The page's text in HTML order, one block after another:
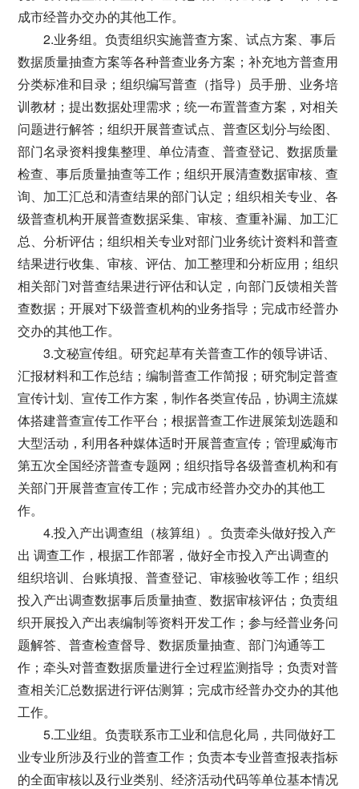
成市经普办交办的其他工作。
2.业务组。负责组织实施普查方案、试点方案、事后
数据质量抽查方案等各种普查业务方案；补充地方普查用
分类标准和目录；组织编写普查（指导）员手册、业务培
训教材；提出数据处理需求；统一布置普查方案，对相关
问题进行解答；组织开展普查试点、普查区划分与绘图、
部门名录资料搜集整理、单位清查、普查登记、数据质量
检查、事后质量抽查等工作；组织开展清查数据审核、查
询、加工汇总和清查结果的部门认定；组织相关专业、各
级普查机构开展普查数据采集、审核、查重补漏、加工汇
总、分析评估；组织相关专业对部门业务统计资料和普查
结果进行收集、审核、评估、加工整理和分析应用；组织
相关部门对普查结果进行评估和认定，向部门反馈相关普
查数据；开展对下级普查机构的业务指导；完成市经普办
交办的其他工作。
3.文秘宣传组。研究起草有关普查工作的领导讲话、
汇报材料和工作总结；编制普查工作简报；研究制定普查
宣传计划、宣传工作方案，制作各类宣传品，协调主流媒
体搭建普查宣传工作平台；根据普查工作进展策划选题和
大型活动，利用各种媒体适时开展普查宣传；管理威海市
第五次全国经济普查专题网；组织指导各级普查机构和有
关部门开展普查宣传工作；完成市经普办交办的其他工
作。
4.投入产出调查组（核算组）。负责牵头做好投入产
出 调查工作，根据工作部署，做好全市投入产出调查的
组织培训、台账填报、普查登记、审核验收等工作；组织
投入产出调查数据事后质量抽查、数据审核评估；负责组
织开展投入产出表编制等资料开发工作；参与经普业务问
题解答、普查检查督导、数据质量抽查、部门沟通等工
作；牵头对普查数据质量进行全过程监测指导；负责对普
查相关汇总数据进行评估测算；完成市经普办交办的其他
工作。
5.工业组。负责联系市工业和信息化局，共同做好工
业专业所涉及行业的普查工作；负责本专业普查报表指标
的全面审核以及行业类别、经济活动代码等单位基本情况